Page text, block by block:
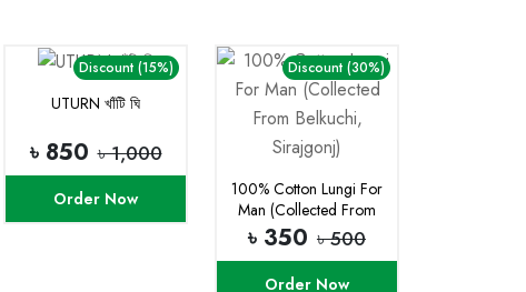
Discount (15%)
UTURN খাঁটি ঘি
৳ 850 ৳ 1,000
Order Now
Discount (30%)
100% Cotton Lungi For
Man (Collected From
Belkuchi, Sirajgonj)
৳ 350 ৳ 500
Order Now